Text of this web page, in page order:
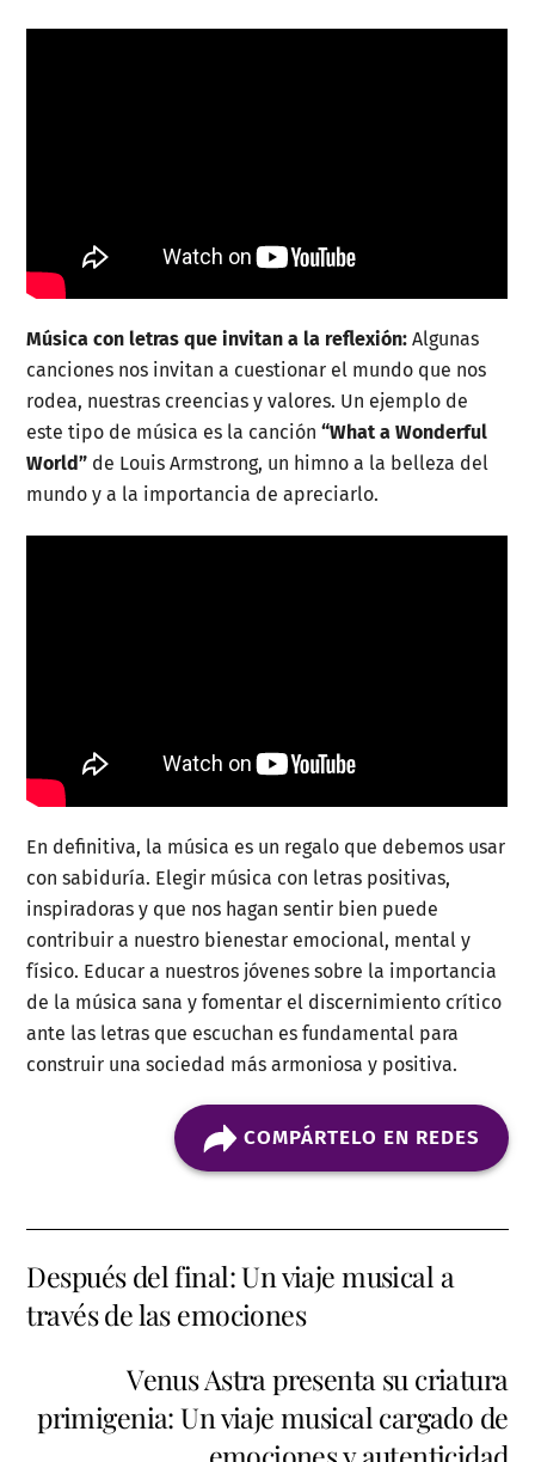
Música con letras que invitan a la reflexión: Algunas
canciones nos invitan a cuestionar el mundo que nos
rodea, nuestras creencias y valores. Un ejemplo de
este tipo de música es la canción“What a Wonderful
World” de Louis Armstrong, un himno a la belleza del
mundo y a la importancia de apreciarlo.
En definitiva, la música es un regalo que debemos usar
con sabiduría. Elegir música con letras positivas,
inspiradoras y que nos hagan sentir bien puede
contribuir a nuestro bienestar emocional, mental y
físico. Educar a nuestros jóvenes sobre la importancia
de la música sana y fomentar el discernimiento crítico
ante las letras que escuchan es fundamental para
construir una sociedad más armoniosa y positiva.
COMPÁRTELO EN REDES
Después del final: Un viaje musical a
través de las emociones
Venus Astra presenta su criatura
primigenia: Un viaje musical cargado de